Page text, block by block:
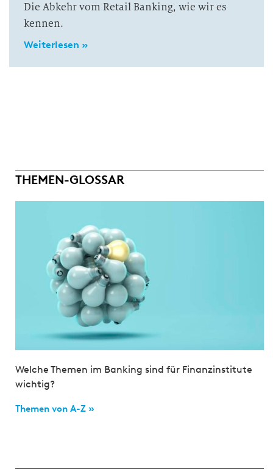
Die Abkehr vom Retail Banking, wie wir es
kennen.
Weiterlesen »
THEMEN-GLOSSAR
Welche Themen im Banking sind für Finanzinstitute
wichtig?
Themen von A-Z »